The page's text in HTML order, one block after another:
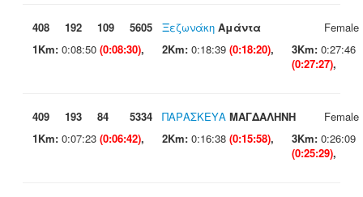
408 192 109 5605 Ξεζωνάκη Αμάντα
Female
1Km: 0:08:50 (0:08:30), 2Km: 0:18:39 (0:18:20), 3Km: 0:27:46
(0:27:27),
409 193 84 5334 ΠΑΡΑΣΚΕΥΑ ΜΑΓΔΑΛΗΝΗ
Female
1Km: 0:07:23 (0:06:42), 2Km: 0:16:38 (0:15:58), 3Km: 0:26:09
(0:25:29),